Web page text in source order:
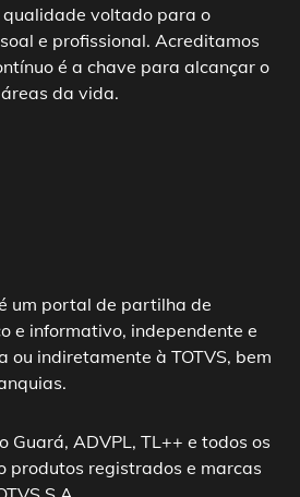
voltado para o
e profissional. Acreditamos
é a chave para alcançar o
da vida.
um portal de partilha de
e informativo, independente e
ou indiretamente à TOTVS, bem
Guará, ADVPL, TL++ e todos os
produtos registrados e marcas